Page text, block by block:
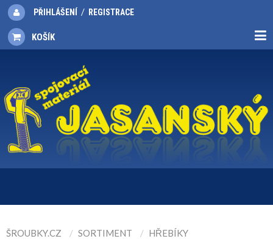
PŘIHLÁŠENÍ / REGISTRACE
KOŠÍK
ŠROUBKY.CZ SORTIMENT HŘEBÍKY